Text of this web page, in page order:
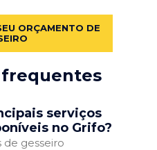
ORÇAMENTO DE
serviços
no Grifo?
de gesseiro